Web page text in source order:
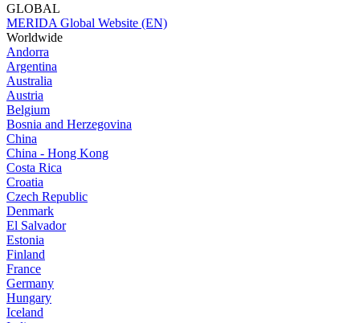
GLOBAL
MERIDA Global Website (EN)
Worldwide
Andorra
Argentina
Australia
Austria
Belgium
Bosnia and Herzegovina
China
China - Hong Kong
Costa Rica
Croatia
Czech Republic
Denmark
El Salvador
Estonia
Finland
France
Germany
Hungary
Iceland